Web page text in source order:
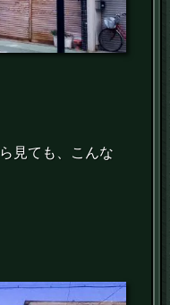
見ても、こんな